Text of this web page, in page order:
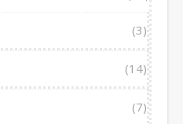
(3)
(14)
(7)